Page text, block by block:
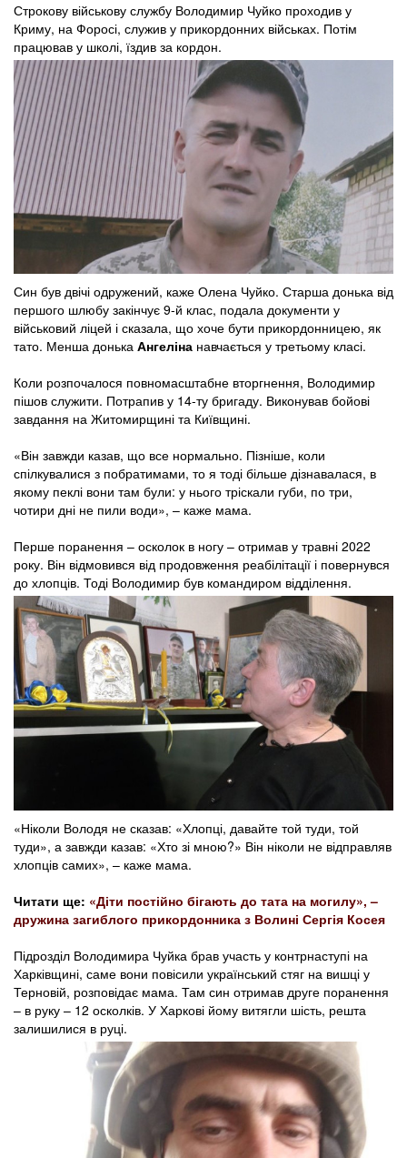
Строкову військову службу Володимир Чуйко проходив у
Криму, на Форосі, служив у прикордонних військах. Потім
працював у школі, їздив за кордон.
Син був двічі одружений, каже Олена Чуйко. Старша донька від
першого шлюбу закінчує 9-й клас, подала документи у
військовий ліцей і сказала, що хоче бути прикордонницею, як
тато. Менша донька Ангеліна навчається у третьому класі.
Коли розпочалося повномасштабне вторгнення, Володимир
пішов служити. Потрапив у 14-ту бригаду. Виконував бойові
завдання на Житомирщині та Київщині.
«Він завжди казав, що все нормально. Пізніше, коли
спілкувалися з побратимами, то я тоді більше дізнавалася, в
якому пеклі вони там були: у нього тріскали губи, по три,
чотири дні не пили води», – каже мама.
Перше поранення – осколок в ногу – отримав у травні 2022
року. Він відмовився від продовження реабілітації і повернувся
до хлопців. Тоді Володимир був командиром відділення.
«Ніколи Володя не сказав: «Хлопці, давайте той туди, той
туди», а завжди казав: «Хто зі мною?» Він ніколи не відправляв
хлопців самих», – каже мама.
Читати ще: «Діти постійно бігають до тата на могилу», –
дружина загиблого прикордонника з Волині Сергія Косея
Підрозділ Володимира Чуйка брав участь у контрнаступі на
Харківщині, саме вони повісили український стяг на вишці у
Терновій, розповідає мама. Там син отримав друге поранення
– в руку – 12 осколків. У Харкові йому витягли шість, решта
залишилися в руці.